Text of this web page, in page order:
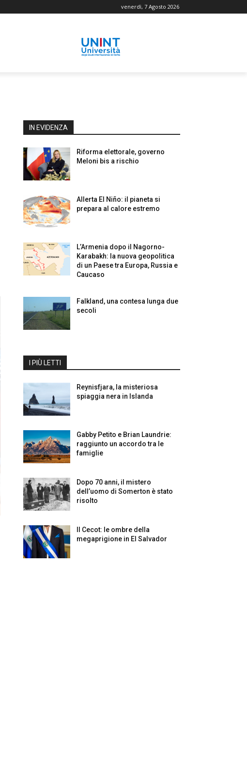
venerdì, 7 Agosto 2026
IN EVIDENZA
Riforma elettorale, governo
Meloni bis a rischio
Allerta El Niño: il pianeta si
prepara al calore estremo
L’Armenia dopo il Nagorno-
Karabakh: la nuova geopolitica
di un Paese tra Europa, Russia e
Caucaso
Falkland, una contesa lunga due
secoli
I PIÙ LETTI
Reynisfjara, la misteriosa
spiaggia nera in Islanda
Gabby Petito e Brian Laundrie:
raggiunto un accordo tra le
famiglie
Dopo 70 anni, il mistero
dell’uomo di Somerton è stato
risolto
Il Cecot: le ombre della
megaprigione in El Salvador